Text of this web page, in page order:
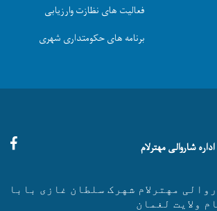
فعالیت های نظازت وارزیابی
برنامه های حکومتداری شهری
اداره شاروالی مهترلام
مهترلام شهرک سلطان غازی بابا
ولایت لغمان